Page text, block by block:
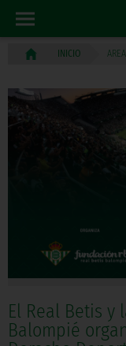
INICIO
El Real Betis y
Balompié